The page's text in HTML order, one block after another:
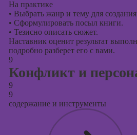
На практике
• Выбрать жанр и тему для
• Сформулировать посыл книги.
• Тезисно описать сюжет.
Наставник оценит результат
подробно разберет его с вами.
9
Конфликт и
9
9
содержание и инструменты